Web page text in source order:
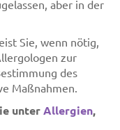
aber in der
Sie, wenn nötig,
zur
des
Maßnahmen.
unterAllergien,